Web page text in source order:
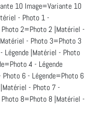
10 Image=Variante 10
- Photo 1 -
2=Photo 2 |Matériel -
- Photo 3=Photo 3
Légende |Matériel - Photo
4 - Légende
6 - Légende=Photo 6
- Photo 7 -
8=Photo 8 |Matériel -